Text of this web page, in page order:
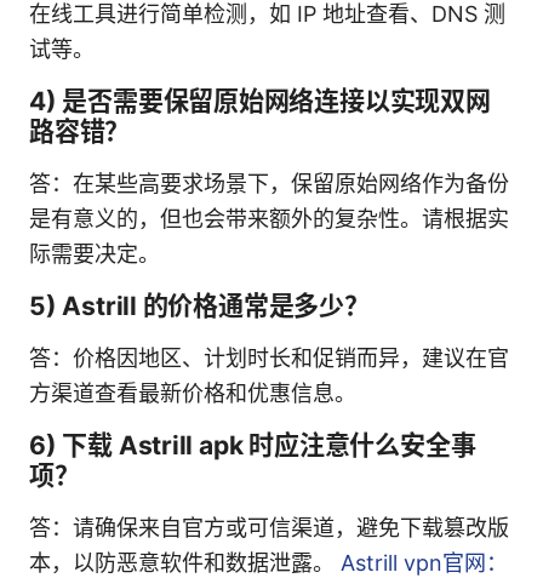
在线工具进行简单检测，如 IP 地址查看、DNS 测
试等。
4) 是否需要保留原始网络连接以实现双网
路容错？
答：在某些高要求场景下，保留原始网络作为备份
是有意义的，但也会带来额外的复杂性。请根据实
际需要决定。
5) Astrill 的价格通常是多少？
答：价格因地区、计划时长和促销而异，建议在官
方渠道查看最新价格和优惠信息。
6) 下载 Astrill apk 时应注意什么安全事
项？
答：请确保来自官方或可信渠道，避免下载篡改版
本，以防恶意软件和数据泄露。 Astrill vpn官网：